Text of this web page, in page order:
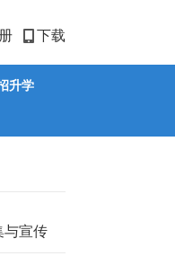
下载
升学
与宣传